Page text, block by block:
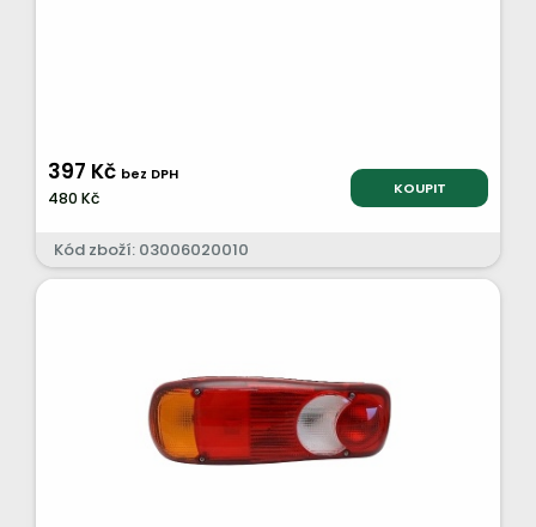
397 Kč bez DPH
480 Kč KOUPIT
Kód zboží: 03006020010